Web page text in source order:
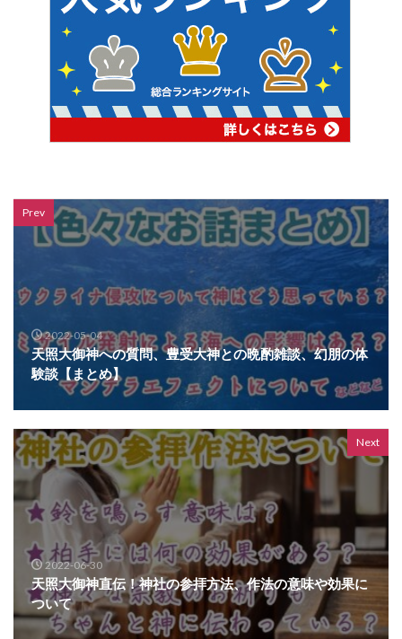
Prev
2022-05-04
天照大御神への質問、豊受大神との晩酌雑談、幻朋の体
験談【まとめ】
Next
2022-06-30
天照大御神直伝！神社の参拝方法、作法の意味や効果に
ついて